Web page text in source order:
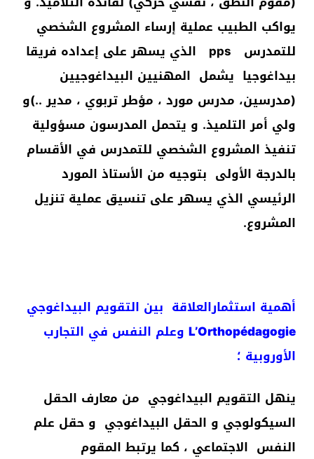
يواكب الطبيب عملية إرساء المشروع الشخصي
للتمدرس pps الذي يسهر على إعداده فريقا
بيداغوجيا يشمل المهنيين البيداغوجيين
(مدرسين، مدرس مورد ، مؤطر تربوي ، مدير ..)و
ولي أمر التلميذ. و يتحمل المدرسون مسؤولية
تنفيذ المشروع الشخصي للتمدرس في الأقسام
بالدرجة الأولى بتوجيه من الأستاذ المورد
الرئيسي الذي يسهر على تنسيق عملية تنزيل
المشروع.
أهمية استثمارالعلاقة بين التقويم البيداغوجي
L’Orthopédagogie وعلم النفس في التجارب
الأوروبية ؛
ينهل التقويم البيداغوجي من معارف الحقل
السيكولوجي و الحقل البيداغوجي و حقل علم
النفس الاجتماعي ، كما يرتبط المقوم